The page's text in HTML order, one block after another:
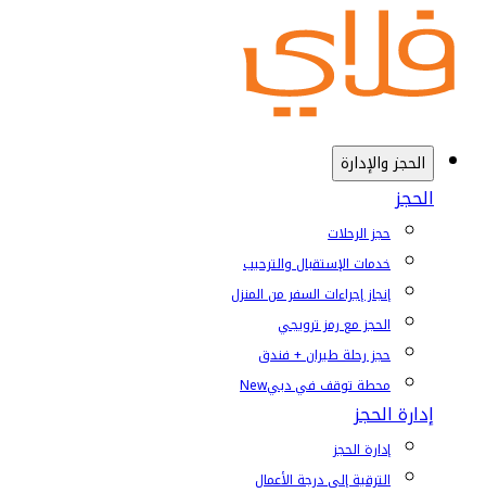
الحجز والإدارة
الحجز
حجز الرحلات
خدمات الإستقبال والترحيب
إنجاز إجراءات السفر من المنزل
الحجز مع رمز ترويجي
حجز رحلة طيران + فندق
محطة توقف في دبيNew
إدارة الحجز
إدارة الحجز
الترقية إلى درجة الأعمال